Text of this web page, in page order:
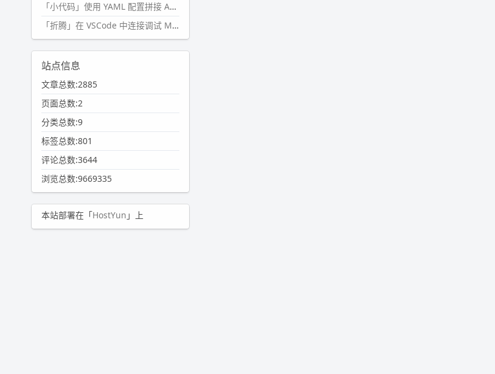
「小代码」使用 YAML 配置拼接 AI 提示词，随机及条件语句
「折腾」在 VSCode 中连接调试 Microsoft Edge
站点信息
文章总数:2885
页面总数:2
分类总数:9
标签总数:801
评论总数:3644
浏览总数:9669335
本站部署在「HostYun 」上